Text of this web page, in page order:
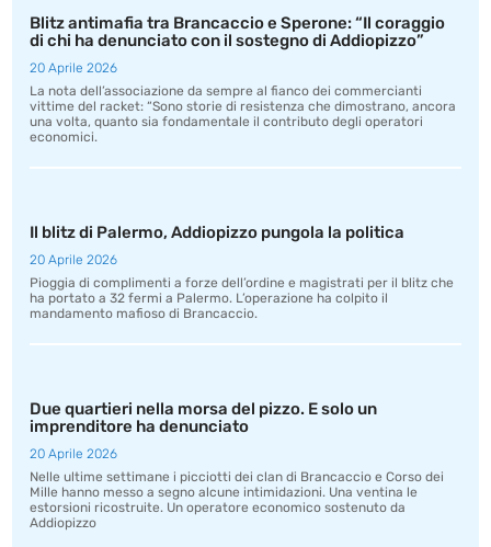
Blitz antimafia tra Brancaccio e Sperone: “Il coraggio
di chi ha denunciato con il sostegno di Addiopizzo”
20 Aprile 2026
La nota dell’associazione da sempre al fianco dei commercianti
vittime del racket: “Sono storie di resistenza che dimostrano, ancora
una volta, quanto sia fondamentale il contributo degli operatori
economici.
Il blitz di Palermo, Addiopizzo pungola la politica
20 Aprile 2026
Pioggia di complimenti a forze dell’ordine e magistrati per il blitz che
ha portato a 32 fermi a Palermo. L’operazione ha colpito il
mandamento mafioso di Brancaccio.
Due quartieri nella morsa del pizzo. E solo un
imprenditore ha denunciato
20 Aprile 2026
Nelle ultime settimane i picciotti dei clan di Brancaccio e Corso dei
Mille hanno messo a segno alcune intimidazioni. Una ventina le
estorsioni ricostruite. Un operatore economico sostenuto da
Addiopizzo